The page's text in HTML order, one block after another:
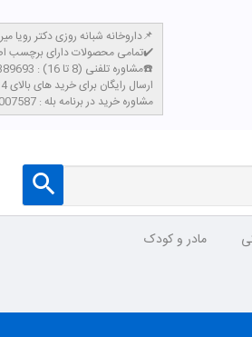
داروخانه شبانه روزی دکتر رویا میرنظامی📌
تمامی محصولات دارای برچسب اصالت کالا و سیب سلامت میباشند✔️
مشاوره تلفنی (8 تا 16) : 02165389693☎️
​ارسال رایگان برای خرید های بالای 4 میلیون تومان با پست پیشتاز
مشاوره خرید در برنامه بله : 09302007587
مادر و کودک